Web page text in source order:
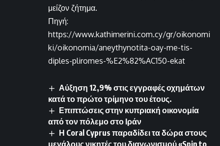
μείζον ζήτημα.
Πηγή:
https://www.kathimerini.com.cy/gr/oikonomi
ki/oikonomia/aneythynotita-oay-me-tis-
diples-pliromes-%E2%82%AC150-ekat
Αύξηση 12,9% στις εγγραφές οχημάτων
κατά το πρώτο τρίμηνο του έτους.
Επιπτώσεις στην κυπριακή οικονομία
από τον πόλεμο στο Ιράν
Η Coral Cyprus παραδίδει τα δώρα στους